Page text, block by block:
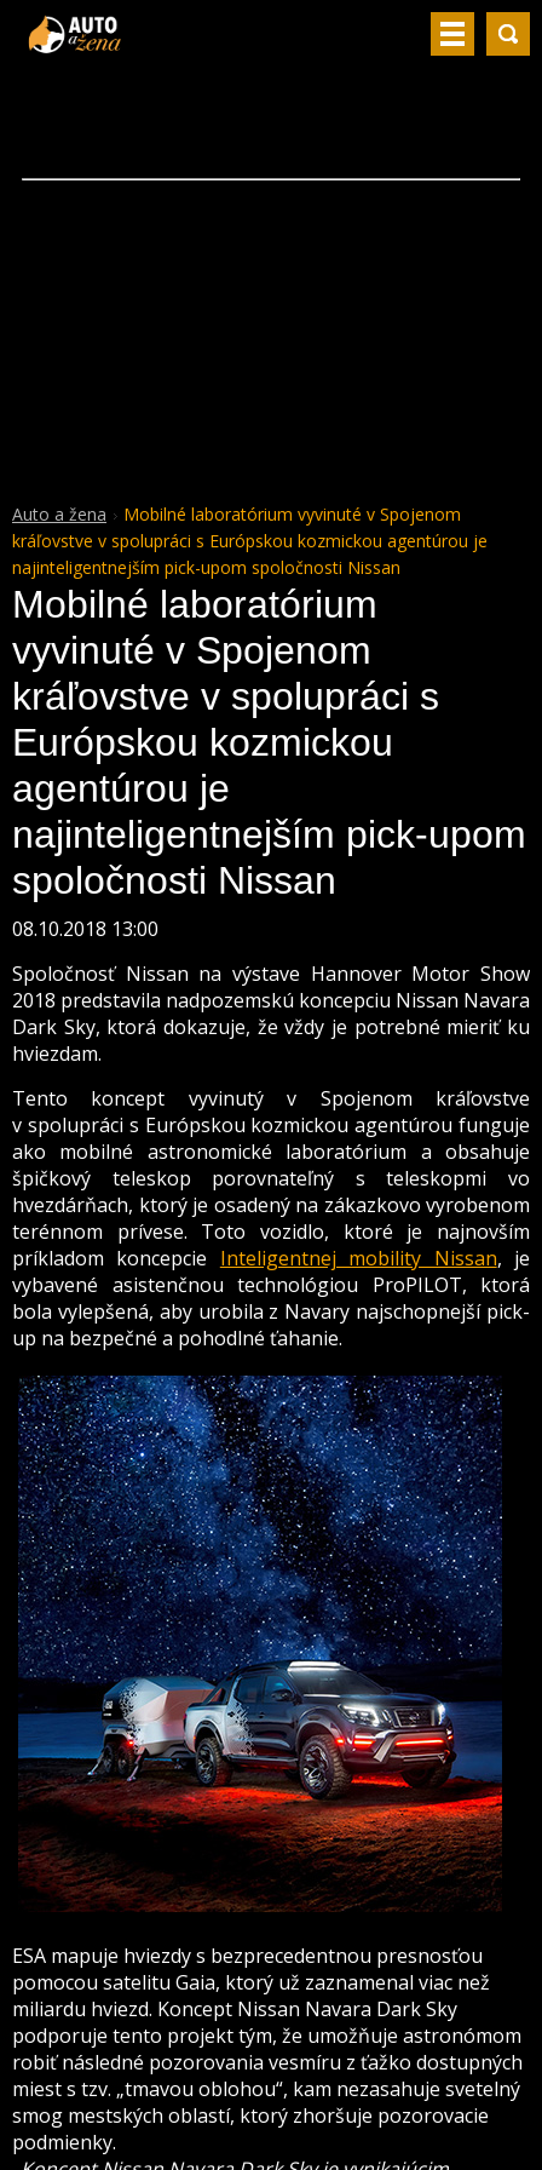
Auto a žena
Mobilné laboratórium vyvinuté v Spojenom
kráľovstve v spolupráci s Európskou kozmickou agentúrou je
najinteligentnejším pick-upom spoločnosti Nissan
Mobilné laboratórium
vyvinuté v Spojenom
kráľovstve v spolupráci s
Európskou kozmickou
agentúrou je
najinteligentnejším pick-upom
spoločnosti Nissan
08.10.2018 13:00
Spoločnosť Nissan na výstave Hannover Motor Show
2018 predstavila nadpozemskú koncepciu Nissan Navara
Dark Sky, ktorá dokazuje, že vždy je potrebné mieriť ku
hviezdam.
Tento koncept vyvinutý v Spojenom kráľovstve
v spolupráci s Európskou kozmickou agentúrou funguje
ako mobilné astronomické laboratórium a obsahuje
špičkový teleskop porovnateľný s teleskopmi vo
hvezdárňach, ktorý je osadený na zákazkovo vyrobenom
terénnom prívese. Toto vozidlo, ktoré je najnovším
príkladom koncepcie Inteligentnej mobility Nissan, je
vybavené asistenčnou technológiou ProPILOT, ktorá
bola vylepšená, aby urobila z Navary najschopnejší pick-
up na bezpečné a pohodlné ťahanie.
ESA mapuje hviezdy s bezprecedentnou presnosťou
pomocou satelitu Gaia, ktorý už zaznamenal viac než
miliardu hviezd. Koncept Nissan Navara Dark Sky
podporuje tento projekt tým, že umožňuje astronómom
robiť následné pozorovania vesmíru z ťažko dostupných
miest s tzv. „tmavou oblohou“, kam nezasahuje svetelný
smog mestských oblastí, ktorý zhoršuje pozorovacie
podmienky.